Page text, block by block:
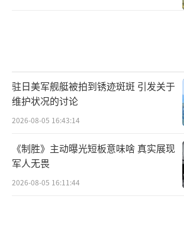
驻日美军舰艇被拍到锈迹斑斑 引发关于
维护状况的讨论
2026-08-05 16:43:14
《制胜》主动曝光短板意味啥 真实展现
军人无畏
2026-08-05 16:11:44